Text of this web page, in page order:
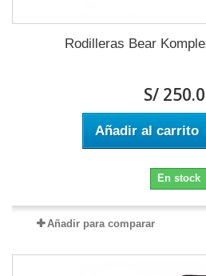
Rodilleras Bear
S/
Añadir al carrito
En stock
Añadir para comparar